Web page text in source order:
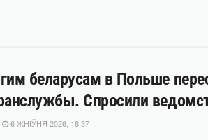
беларусам в Польше
Спросили
6 ЖНІЎНЯ 2026, 18:37